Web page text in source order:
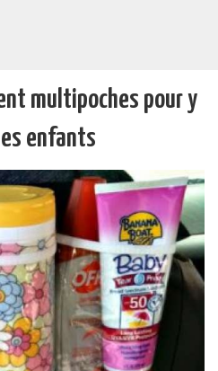
multipoches pour y
enfants